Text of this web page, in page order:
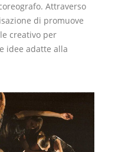
Attraverso
di promuove
creativo per
idee adatte alla